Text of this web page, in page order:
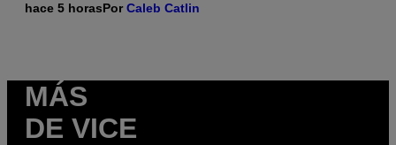
hace 5 horasPorCaleb Catlin
MÁS
DE VICE